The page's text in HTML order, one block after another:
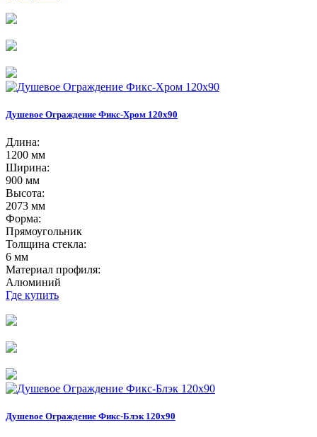
Душевое Ограждение Фикс-Хром 120х90
Длина:
1200 мм
Ширина:
900 мм
Высота:
2073 мм
Форма:
Прямоугольник
Толщина стекла:
6 мм
Материал профиля:
Алюминий
Где купить
Душевое Ограждение Фикс-Блэк 120х90